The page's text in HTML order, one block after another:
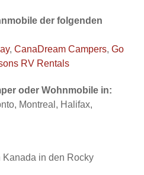
der folgenden
, CanaDream Campers, Go
RV Rentals
oder Wohnmobile in:
Montreal, Halifax,